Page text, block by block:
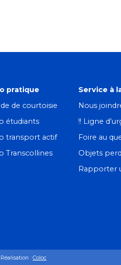
pratique
de courtoisie
étudiants
transport actif
Transcollines
Service à
Nous
!! Ligne
Foire au
Objets
Rapporter
: Coloc